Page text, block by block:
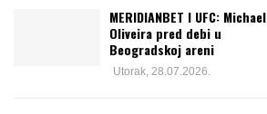
MERIDIANBET I UFC: Michael
Oliveira pred debi u
Beogradskoj areni
Utorak, 28.07.2026.